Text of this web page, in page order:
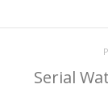
Serial